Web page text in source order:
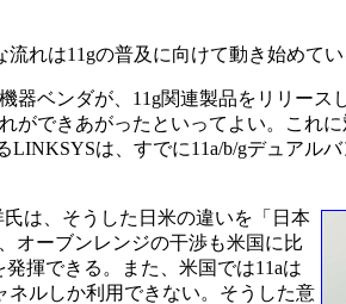
れは11gの普及に向けて動き始めてい
ベンダが、11g関連製品をリリース
ができあがったといってよい。これ
は、すでに11a/b/gデュアル
は、そうした日米の違いを「日本
オーブンレンジの干渉も米国に比
揮できる。また、米国では11aは
ルしか利用できない。そうした意